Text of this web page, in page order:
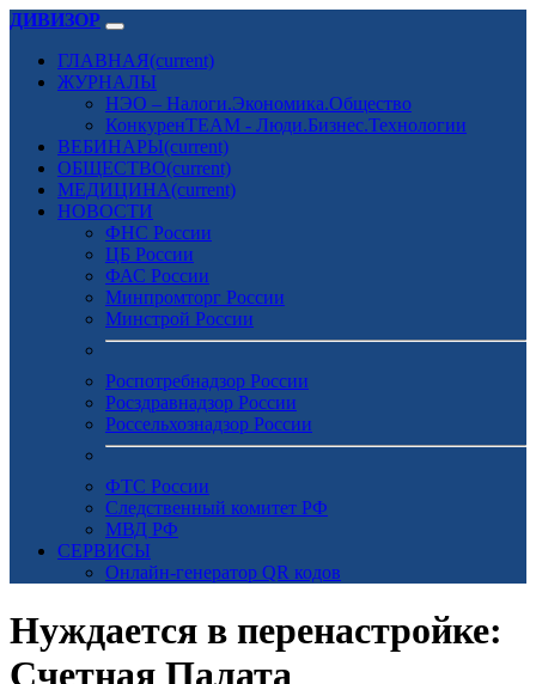
ДИВИЗОР
ГЛАВНАЯ(current)
ЖУРНАЛЫ
НЭО – Налоги.Экономика.Общество
КонкуренTEAM - Люди.Бизнес.Технологии
ВЕБИНАРЫ(current)
ОБЩЕСТВО(current)
МЕДИЦИНА(current)
НОВОСТИ
ФНС России
ЦБ России
ФАС России
Минпромторг России
Минстрой России
Роспотребнадзор России
Росздравнадзор России
Россельхознадзор России
ФТС России
Следственный комитет РФ
МВД РФ
СЕРВИСЫ
Онлайн-генератор QR кодов
Нуждается в перенастройке:
Счетная Палата